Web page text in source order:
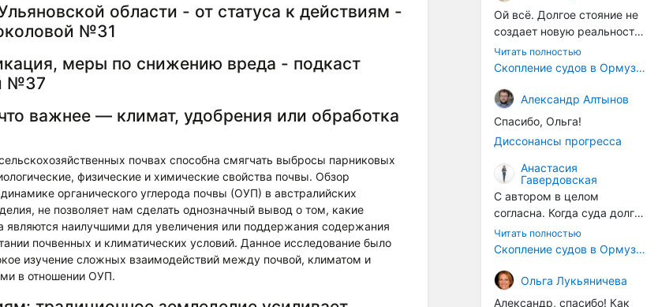
области - от статуса к действиям -
№31
меры по снижению вреда - подкаст
№37
важнее — климат, удобрения или обработка
почвах способна смягчать выбросы парниковых
физические и химические свойства почвы. Обзор
органического углерода почвы (ОУП) в австралийских
не позволяет нам сделать однозначный вывод о том, какие
являются наилучшими для увеличения или поддержания содержания
почвенных и климатических условий. Данное исследование было
изучение сложных взаимодействий между почвой, климатом и
в отношении ОУП.
Ой всё. Долгое стояние не
создает новую реальность.
Морские организмы всегда
накапливаются на судах.
на чистку от тех самых
организмов. И год за
годом, век за веком суда
разносят эти самые
организмы по пути
следования.
Читать полностью
Скопление судов в Ормузском проливе грозит катастрофическим распространением инвазивных видов
Александр Алтынов
Спасибо, Ольга!
Диссонансы прогресса
Анастасия
Гавердовская
С автором в целом
согласна. Когда суда долго
стоят в теплой воде, на их
корпусах активно
организмы, и потом они
могут быть перенесены в
Читать полностью
Скопление судов в Ормузском проливе грозит катастрофическим распространением инвазивных видов
Ольга Лукьяничева
Александр, спасибо! Как